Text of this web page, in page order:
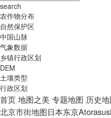
search
农作物分布
自然保护区
中国山脉
气象数据
乡镇行政区划
DEM
土壤类型
行政区划
首页 地图之美 专题地图 历史
北京市街地图日本东京